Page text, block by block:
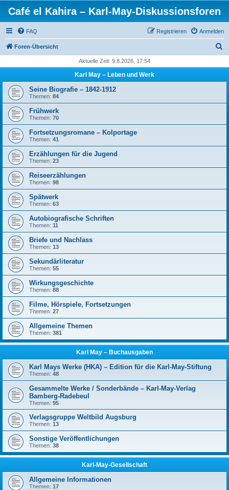
Café el Kahira – Karl-May-Diskussionsforen
FAQ Anmelden
Registrieren
Foren-Übersicht
h
Aktuelle Zeit: 9.8.2026, 17:54
Karl May – Leben und Werk
Seine Biografie – 1842-1912
Themen: 84
Frühwerk
Themen: 70
Fortsetzungsromane – Kolportage
Themen: 41
Erzählungen für die Jugend
Themen: 23
Reiseerzählungen
Themen: 98
Spätwerk
Themen: 63
Autobiografische Schriften
Themen: 11
Briefe und Nachlass
Themen: 13
Sekundärliteratur
Themen: 55
Wirkungsgeschichte
Themen: 88
Filme, Hörspiele, Fortsetzungen
Themen: 27
Allgemeine Themen
Themen: 381
Karl May – Buchausgaben
Karl Mays Werke (HKA) – Edition für die Karl-May-Stiftung
Themen: 48
Gesammelte Werke / Sonderbände – Karl-May-Verlag
Bamberg-Radebeul
Themen: 95
Verlagsgruppe Weltbild Augsburg
Themen: 13
Sonstige Veröffentlichungen
Themen: 38
Karl-May-Gesellschaft
Allgemeine Informationen
Themen: 17